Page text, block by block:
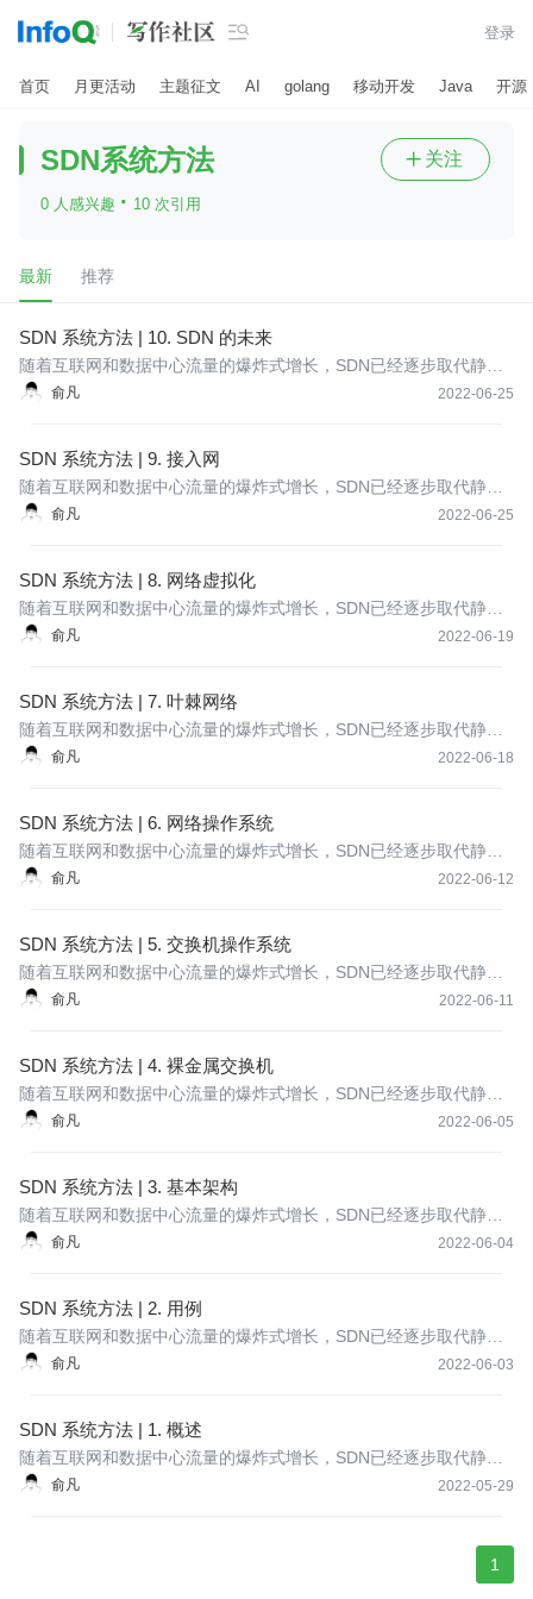
 登录
首页 月更活动 主题征文 AI golang 移动开发 Java 开源
SDN系统方法
0 人感兴趣 · 10 次引用
 关注
最新 推荐
SDN 系统方法 | 10. SDN 的未来
俞凡 2022-06-25
随着互联网和数据中心流量的爆炸式增长，SDN已经逐步取代静态
路由交换设备成为构建网络的主流方式，本系列是免费电子书《Sof
SDN 系统方法 | 9. 接入网
俞凡 2022-06-25
随着互联网和数据中心流量的爆炸式增长，SDN已经逐步取代静态
路由交换设备成为构建网络的主流方式，本系列是免费电子书《Sof
SDN 系统方法 | 8. 网络虚拟化
俞凡 2022-06-19
随着互联网和数据中心流量的爆炸式增长，SDN已经逐步取代静态
路由交换设备成为构建网络的主流方式，本系列是免费电子书《Sof
SDN 系统方法 | 7. 叶棘网络
俞凡 2022-06-18
随着互联网和数据中心流量的爆炸式增长，SDN已经逐步取代静态
路由交换设备成为构建网络的主流方式，本系列是免费电子书《Sof
SDN 系统方法 | 6. 网络操作系统
俞凡 2022-06-12
随着互联网和数据中心流量的爆炸式增长，SDN已经逐步取代静态
路由交换设备成为构建网络的主流方式，本系列是免费电子书《Sof
SDN 系统方法 | 5. 交换机操作系统
俞凡 2022-06-11
随着互联网和数据中心流量的爆炸式增长，SDN已经逐步取代静态
路由交换设备成为构建网络的主流方式，本系列是免费电子书《Sof
SDN 系统方法 | 4. 裸金属交换机
俞凡 2022-06-05
随着互联网和数据中心流量的爆炸式增长，SDN已经逐步取代静态
路由交换设备成为构建网络的主流方式，本系列是免费电子书《Sof
SDN 系统方法 | 3. 基本架构
俞凡 2022-06-04
随着互联网和数据中心流量的爆炸式增长，SDN已经逐步取代静态
路由交换设备成为构建网络的主流方式，本系列是免费电子书《Sof
SDN 系统方法 | 2. 用例
俞凡 2022-06-03
随着互联网和数据中心流量的爆炸式增长，SDN已经逐步取代静态
路由交换设备成为构建网络的主流方式，本系列是免费电子书《Sof
SDN 系统方法 | 1. 概述
俞凡 2022-05-29
随着互联网和数据中心流量的爆炸式增长，SDN已经逐步取代静态
路由交换设备成为构建网络的主流方式，本系列是免费电子书《Sof
1